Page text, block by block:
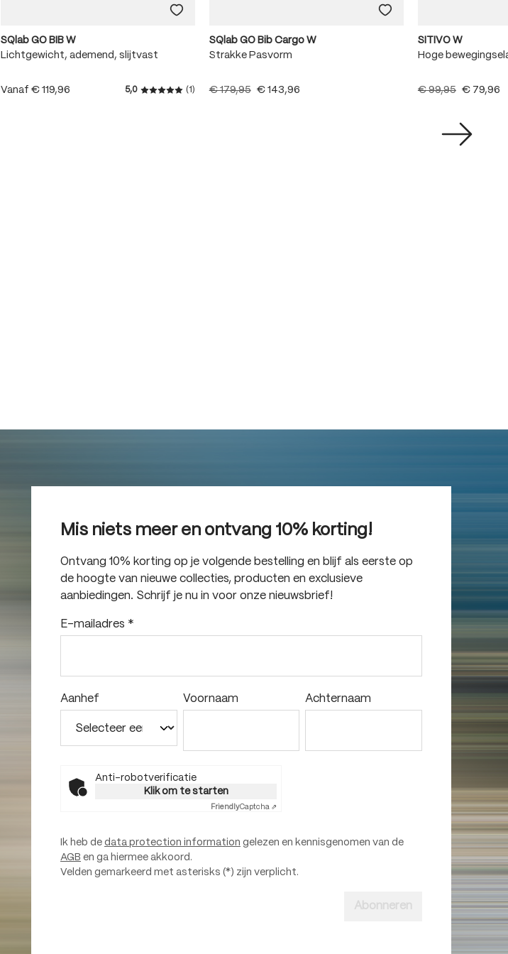
SQlab GO BIB W
Lichtgewicht, ademend, slijtvast
Vanaf € 119,96 5,0
Gemiddelde waardering van 5 van 5 sterren
(1)
SQlab GO Bib Cargo W
Strakke Pasvorm
€ 179,95 € 143,96
SITIVO W
Hoge
€ 99,95 € 79,96
Mis niets meer en ontvang 10% korting!
Ontvang 10% korting op je volgende bestelling en blijf als eerste op
de hoogte van nieuwe collecties, producten en exclusieve
aanbiedingen. Schrijf je nu in voor onze nieuwsbrief!
E-mailadres *
Aanhef Voornaam Achternaam
Anti-robotverificatie
Klik om te starten
FriendlyCaptcha ⇗
Ik heb de data protection information gelezen en kennisgenomen van de
AGB en ga hiermee akkoord.
Velden gemarkeerd met asterisks (*) zijn verplicht.
Abonneren